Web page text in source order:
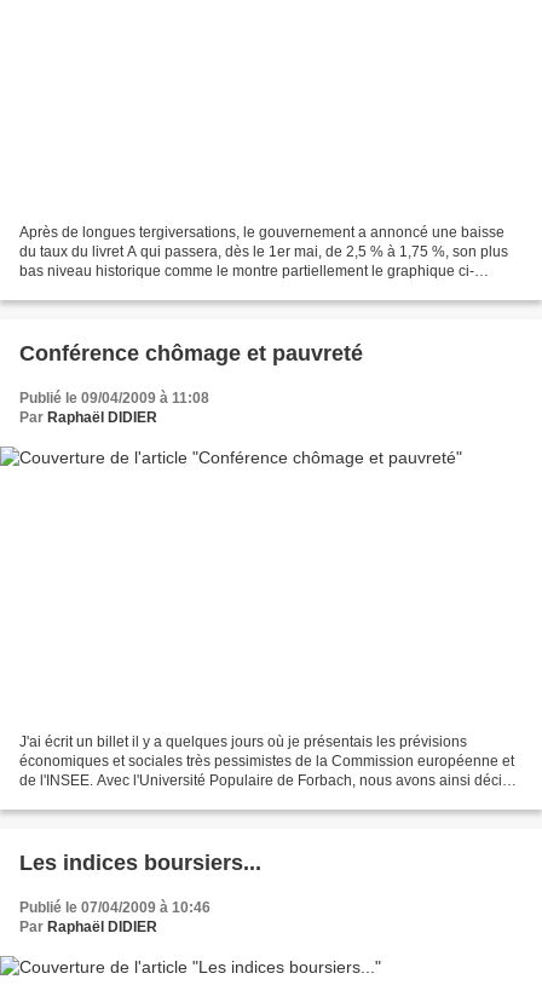
Après de longues tergiversations, le gouvernement a annoncé une baisse
du taux du livret A qui passera, dès le 1er mai, de 2,5 % à 1,75 %, son plus
bas niveau historique comme le montre partiellement le graphique ci-
Conférence chômage et pauvreté
Publié le 09/04/2009 à 11:08
Par Raphaël DIDIER
J'ai écrit un billet il y a quelques jours où je présentais les prévisions
économiques et sociales très pessimistes de la Commission européenne et
de l'INSEE. Avec l'Université Populaire de Forbach, nous avons ainsi décidé
Les indices boursiers...
Publié le 07/04/2009 à 10:46
Par Raphaël DIDIER